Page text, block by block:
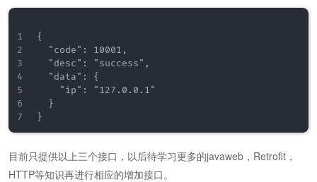
{
  "code": 10001,
  "desc": "success",
  "data": {
    "ip": "127.0.0.1"
  }
目前只提供以上三个接口，以后待学习更多的javaweb，Retrofit，
HTTP等知识再进行相应的增加接口。